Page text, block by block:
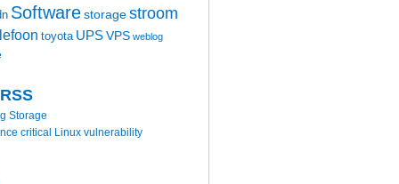
Softwarestoragestroom
toyota UPSVPS weblog
Storage
critical Linux vulnerability